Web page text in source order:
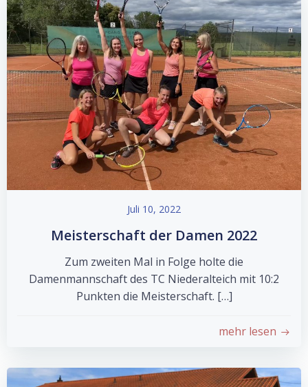
Juli 10, 2022
Meisterschaft der Damen 2022
Zum zweiten Mal in Folge holte die
Damenmannschaft des TC Niederalteich mit 10:2
Punkten die Meisterschaft. […]
mehr lesen